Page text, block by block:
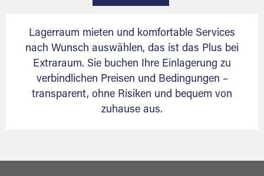
Lagerraum mieten und komfortable Services
nach Wunsch auswählen, das ist das Plus bei
Extraraum. Sie buchen Ihre Einlagerung zu
verbindlichen Preisen und Bedingungen –
transparent, ohne Risiken und bequem von
zuhause aus.